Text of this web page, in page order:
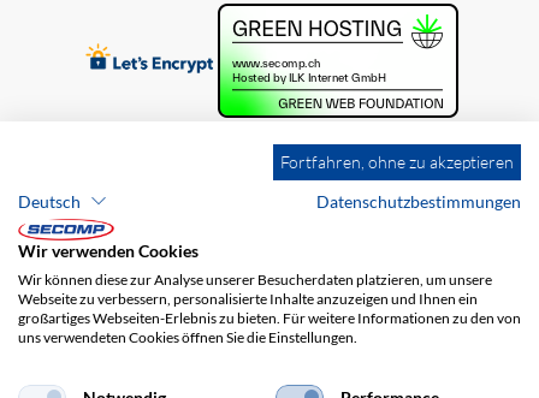
Brands Impressum
AGB
Haftungsausschluss
Versandkosten
Fortfahren, ohne zu akzeptieren
Deutsch
Datenschutzbestimmungen
Wir verwenden Cookies
Wir können diese zur Analyse unserer Besucherdaten platzieren, um unsere
Webseite zu verbessern, personalisierte Inhalte anzuzeigen und Ihnen ein
großartiges Webseiten-Erlebnis zu bieten. Für weitere Informationen zu den von
uns verwendeten Cookies öffnen Sie die Einstellungen.